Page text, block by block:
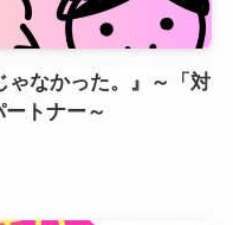
ゃなかった。』～「対
トナー～